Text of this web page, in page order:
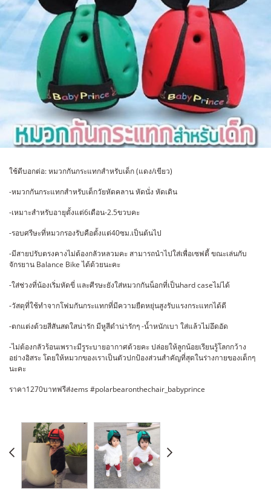
ใช้ดีบอกต่อ: หมวกกันกระแทกสำหรับเด็ก (แดง/เขียว)
-หมวกกันกระแทกสำหรับเด็กวัยหัดคลาน หัดนั่ง หัดเดิน
-เหมาะสำหรับอายุตั้งแต่6เดือน-2.5ขวบคะ
-รอบศรีษะที่หมวกรองรับคือตั้งแต่40ซม.เป็นต้นไป
-มีสายปรับตรงคางไม่ต้องกลัวหลวมคะ สามารถนำไปใส่เพื่อเซฟตี้ ขณะเล่นกับ
จักรยาน Balance Bike ได้ด้วยนะคะ
-ใส่ช่วงที่น้องเริ่มหัดขี่ และศีรษะยังใส่หมวกกันน็อกที่เป็นhard caseไม่ได้
-วัสดุที่ใช้ทำจากโฟมกันกระแทกที่มีความยืดหยุ่นสูงรับแรงกระแทกได้ดี
-ตกแต่งด้วยสีสันสดใสน่ารัก มีหูสีดำน่ารักๆ -น้ำหนักเบา ใส่แล้วไม่อึดอัด
-ไม่ต้องกลัวร้อนเพราะมีรูระบายอากาศด้วยคะ ปล่อยให้ลูกน้อยเรียนรู้โลกกว้าง
อย่างอิสระ โดยให้หมวกของเราเป็นตัวปกป้องส่วนสำคัญที่สุดในร่างกายของเด็กๆ
นะคะ
ราคา1270บาทฟรีส่งems #polarbearonthechair_babyprince